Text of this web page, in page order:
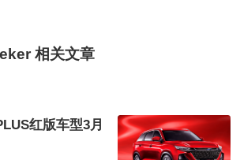
相关文章
红版车型3月